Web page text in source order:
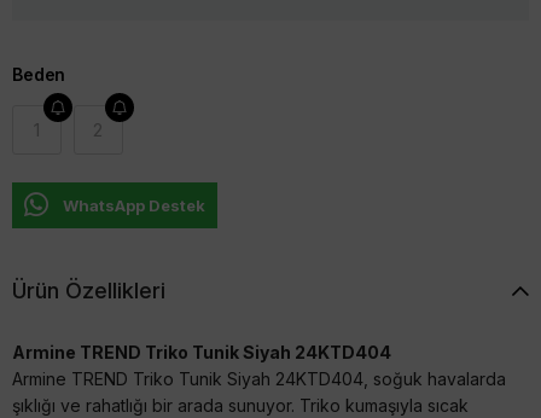
Beden
1 2
WhatsApp Destek
Ürün Özellikleri
Armine TREND Triko Tunik Siyah 24KTD404
Armine TREND Triko Tunik Siyah 24KTD404, soğuk havalarda
şıklığı ve rahatlığı bir arada sunuyor. Triko kumaşıyla sıcak